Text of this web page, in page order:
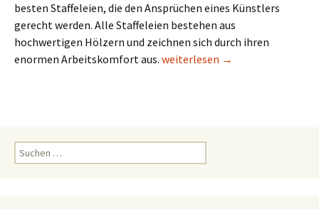
besten Staffeleien, die den Ansprüchen eines Künstlers
gerecht werden. Alle Staffeleien bestehen aus
hochwertigen Hölzern und zeichnen sich durch ihren
enormen Arbeitskomfort aus. Staffeleien Shop
weiterlesen →
Suchen
nach: